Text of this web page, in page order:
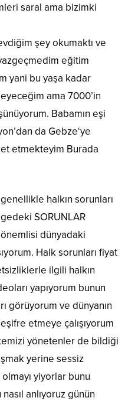
saral ama bizimki
şey okumaktı ve
eğitim
yani bu yaşa kadar
ama 7000’in
Babamın eşi
da Gebze‘ye
etmekteyim Burada
halkın sorunları
SORUNLAR
dünyadaki
Halk sorunları fiyat
ilgili halkın
yapıyorum bunun
görüyorum ve dünyanın
etmeye çalışıyorum
yönetenler de bildiği
yerine sessiz
olmayı yiyorlar bunu
anlıyoruz günün